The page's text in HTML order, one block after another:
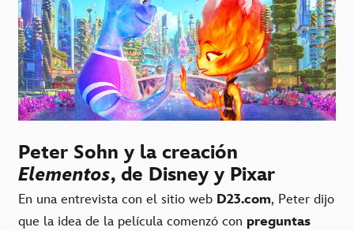
Peter Sohn y la creación
Elementos, de Disney y Pixar
En una entrevista con el sitio web D23.com, Peter dijo
que la idea de la película comenzó con preguntas